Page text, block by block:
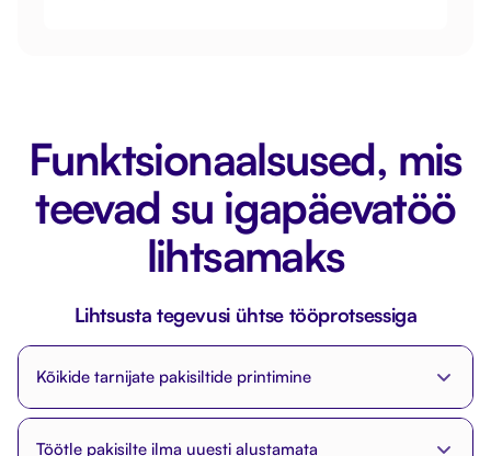
Funktsionaalsused, mis
teevad su igapäevatöö
lihtsamaks
Lihtsusta tegevusi ühtse tööprotsessiga
Kõikide tarnijate pakisiltide printimine
Genereeri ja prindi korraga kuni 100
Töötle pakisilte ilma uuesti alustamata